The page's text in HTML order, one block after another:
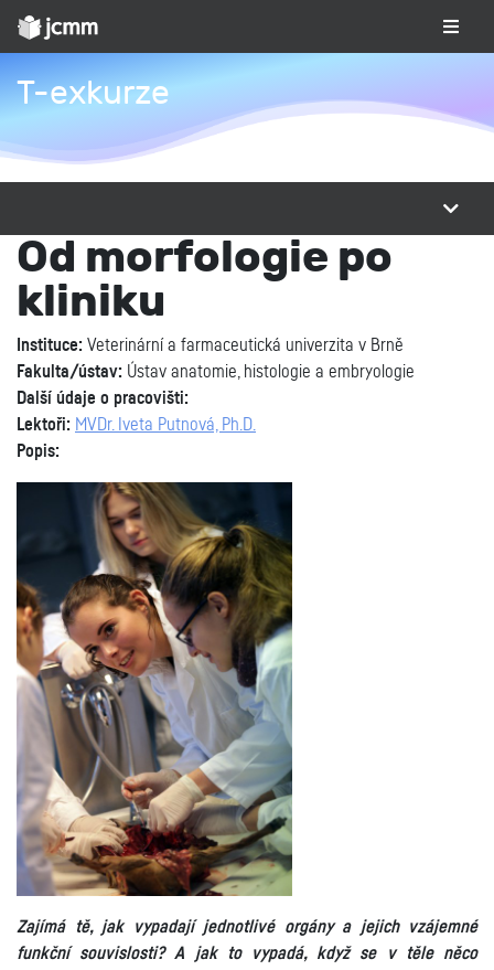
T-exkurze
Od morfologie po
kliniku
Instituce: Veterinární a farmaceutická univerzita v Brně
Fakulta/ústav: Ústav anatomie, histologie a embryologie
Další údaje o pracovišti:
Lektoři: MVDr. Iveta Putnová, Ph.D.
Popis:
Zajímá tě, jak vypadají jednotlivé orgány a jejich vzájemné
funkční souvislosti? A jak to vypadá, když se v těle něco